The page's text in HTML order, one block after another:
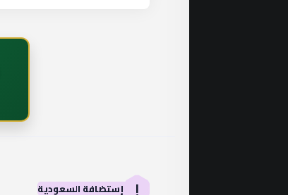
إ إستضافة السعودية